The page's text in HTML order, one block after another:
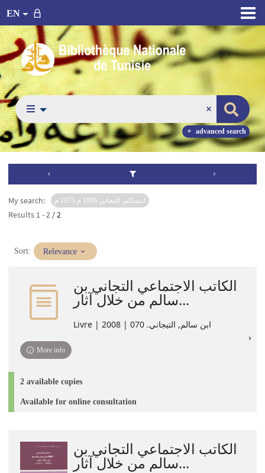
EN
advanced search
My search: ابنسالم, التجاني 1896 م-1973 م
Results 1 -2 / 2
Sort: (Immediate
update)
Relevance
الكاتب الاجتماعي التجاني بن
سالم من خلال آثار...
Livre | ابن سالم, التيجاني. 070 | 2008
More info
2 available copies
Available for online consultation
الكاتب الاجتماعي التجاني بن
سالم من خلال آثار...